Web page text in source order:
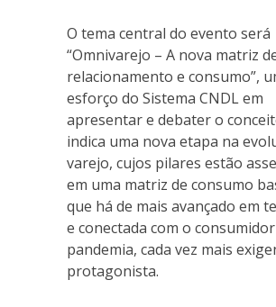
O tema central do evento será
“Omnivarejo – A nova matriz
relacionamento e consumo”,
esforço do Sistema CNDL em
apresentar e debater o
indica uma nova etapa na
varejo, cujos pilares estão
em uma matriz de consumo
que há de mais avançado em
e conectada com o
pandemia, cada vez mais
protagonista.